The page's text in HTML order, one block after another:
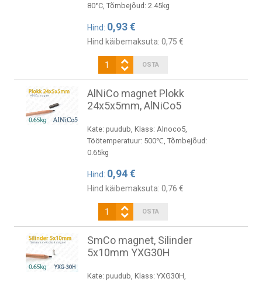
80°C, Tõmbejõud: 2.45kg
Hind: 0,93 €
Hind käibemaksuta: 0,75 €
AlNiCo magnet Plokk
24x5x5mm, AlNiCo5
Kate: puudub, Klass: Alnoco5,
Töötemperatuur: 500℃, Tõmbejõud:
0.65kg
Hind: 0,94 €
Hind käibemaksuta: 0,76 €
SmCo magnet, Silinder
5x10mm YXG30H
Kate: puudub, Klass: YXG30H,